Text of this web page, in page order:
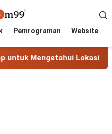
Pemrograman Website
Mengetahui Lokasi Alamat